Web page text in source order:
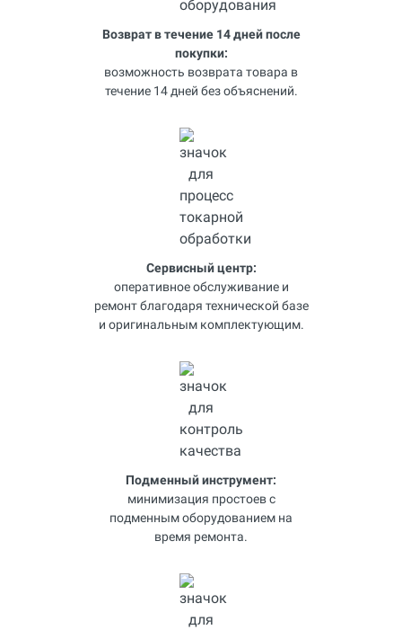
Возврат в течение 14 дней после
покупки:
возможность возврата товара в
течение 14 дней без объяснений.
Сервисный центр:
оперативное обслуживание и
ремонт благодаря технической базе
и оригинальным комплектующим.
Подменный инструмент:
минимизация простоев с
подменным оборудованием на
время ремонта.